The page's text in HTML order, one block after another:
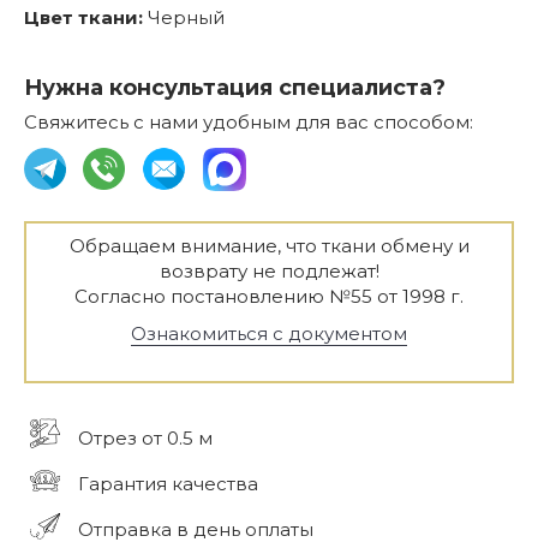
Цвет ткани: Черный
Нужна консультация специалиста?
Свяжитесь с нами удобным для вас способом:
Обращаем внимание, что ткани обмену и
возврату не подлежат!
Согласно постановлению №55 от 1998 г.
Ознакомиться с документом
Отрез от 0.5 м
Гарантия качества
Отправка в день оплаты